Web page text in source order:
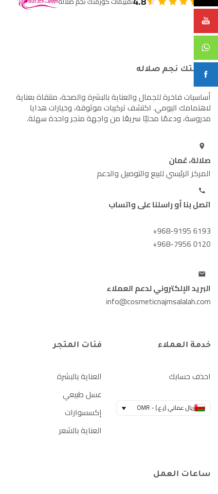
كوزمتك نجم صلاله
أساسيات فاخرة للجمال والعناية بالبشرة والصحة، منتقاة بعناية
لاهتمامك اليومي. اكتشف تركيبات موثوقة، وخيارات هدايا
مدروسة، ودعمًا محليًا سريعًا من واجهة متجر واحدة سهلة.
صلالة، عُمان
المركز الرئيسي للبيع والتوصيل والدعم
اتصل بنا أو راسلنا على واتساب
+968-9195 6193
+968-7956 0120
البريد الإلكتروني لدعم العملاء
info@cosmeticnajmsalalah.com
خدمة العملاء
احذف حسابك
ريال عماني (ر.ع.) - OMR
فئات المتجر
العناية بالبشرة
عسل طبيعي
إكسسوارات
العناية بالشعر
ساعات العمل